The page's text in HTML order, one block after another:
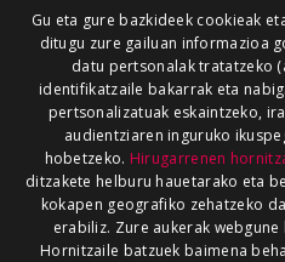
Gu eta gure bazkideek cookieak
ditugu zure gailuan informazioa
datu pertsonalak tratatzeko
identifikatzaile bakarrak eta
pertsonalizatuak eskaintzeko,
audientziaren inguruko
hobetzeko. Hirugarrenen
ditzakete helburu hauetarako eta
kokapen geografiko zehatzeko
erabiliz. Zure aukerak
Hornitzaile batzuek baimena